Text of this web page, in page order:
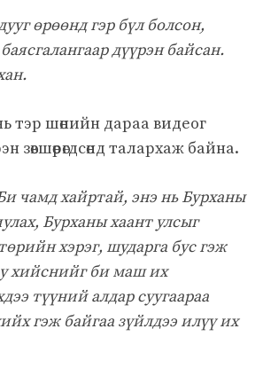
өрөөнд гэр бүл болсон,
дүүрэн байсан.
тэр шөнийн дараа видеог
зөвшөөрөгдсөнд талархаж байна.
чамд хайртай, энэ нь Бурханы
Бурханы хаант улсыг
хэрэг, шударга бус гэж
хийснийг би маш их
түүний алдар суугаараа
гэж байгаа зүйлдээ илүү их